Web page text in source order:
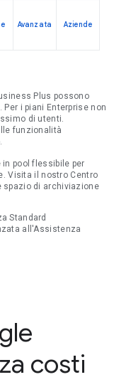
Avanzata Aziende
Plus possono
i piani Enterprise non
di utenti.
funzionalità
pool flessibile per
Visita il nostro Centro
spazio di archiviazione
Standard
all'Assistenza
costi